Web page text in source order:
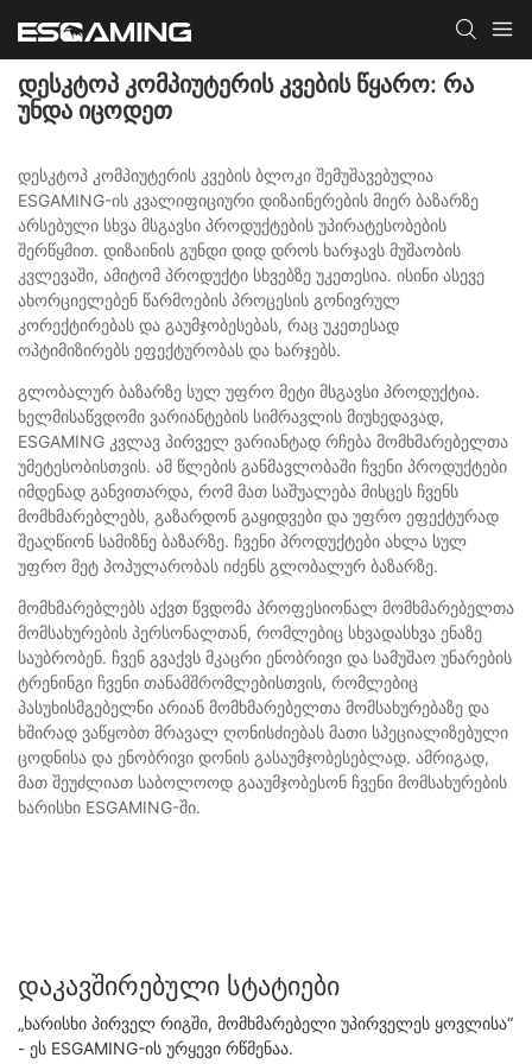
ᲓᲔᲡᲙᲢᲝᲞ ᲙᲝᲛᲞᲘᲣᲢᲔᲠᲘᲡ ᲙᲕᲔᲑᲘᲡ ᲬᲧᲐᲠᲝ: ᲠᲐ
ᲣᲜᲓᲐ ᲘᲪᲝᲓᲔᲗ
დესკტოპ კომპიუტერის კვების ბლოკი შემუშავებულია
ESGAMING-ის კვალიფიციური დიზაინერების მიერ ბაზარზე
არსებული სხვა მსგავსი პროდუქტების უპირატესობების
შერწყმით. დიზაინის გუნდი დიდ დროს ხარჯავს მუშაობის
კვლევაში, ამიტომ პროდუქტი სხვებზე უკეთესია. ისინი ასევე
ახორციელებენ წარმოების პროცესის გონივრულ
კორექტირებას და გაუმჯობესებას, რაც უკეთესად
ოპტიმიზირებს ეფექტურობას და ხარჯებს.
გლობალურ ბაზარზე სულ უფრო მეტი მსგავსი პროდუქტია.
ხელმისაწვდომი ვარიანტების სიმრავლის მიუხედავად,
ESGAMING კვლავ პირველ ვარიანტად რჩება მომხმარებელთა
უმეტესობისთვის. ამ წლების განმავლობაში ჩვენი პროდუქტები
იმდენად განვითარდა, რომ მათ საშუალება მისცეს ჩვენს
მომხმარებლებს, გაზარდონ გაყიდვები და უფრო ეფექტურად
შეაღწიონ სამიზნე ბაზარზე. ჩვენი პროდუქტები ახლა სულ
უფრო მეტ პოპულარობას იძენს გლობალურ ბაზარზე.
მომხმარებლებს აქვთ წვდომა პროფესიონალ მომხმარებელთა
მომსახურების პერსონალთან, რომლებიც სხვადასხვა ენაზე
საუბრობენ. ჩვენ გვაქვს მკაცრი ენობრივი და სამუშაო უნარების
ტრენინგი ჩვენი თანამშრომლებისთვის, რომლებიც
პასუხისმგებელნი არიან მომხმარებელთა მომსახურებაზე და
ხშირად ვაწყობთ მრავალ ღონისძიებას მათი სპეციალიზებული
ცოდნისა და ენობრივი დონის გასაუმჯობესებლად. ამრიგად,
მათ შეუძლიათ საბოლოოდ გააუმჯობესონ ჩვენი მომსახურების
ხარისხი ESGAMING-ში.
Დაკავშირებული Სტატიები
„ხარისხი პირველ რიგში, მომხმარებელი უპირველეს ყოვლისა“
- ეს ESGAMING-ის ურყევი რწმენაა.